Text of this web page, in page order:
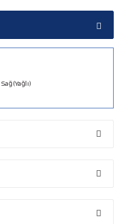
(Yağlı)